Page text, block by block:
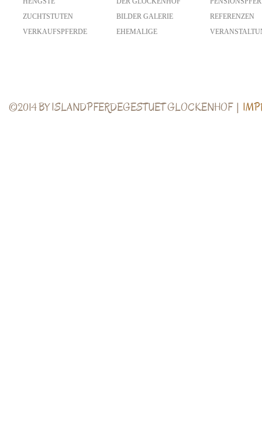
ZUCHTSTUTEN
VERKAUFSPFERDE
BILDER GALERIE
EHEMALIGE
REFERENZEN
©2014 BY ISLANDPFERDEGESTUET GLOCKENHOF |